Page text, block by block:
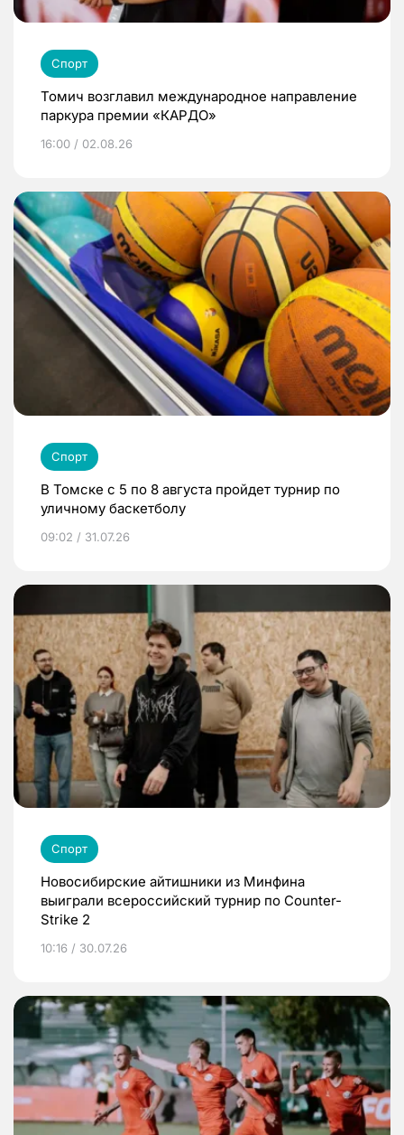
Спорт
Томич возглавил международное направление
паркура премии «КАРДО»
16:00 / 02.08.26
Спорт
В Томске с 5 по 8 августа пройдет турнир по
уличному баскетболу
09:02 / 31.07.26
Спорт
Новосибирские айтишники из Минфина
выиграли всероссийский турнир по Counter-
Strike 2
10:16 / 30.07.26